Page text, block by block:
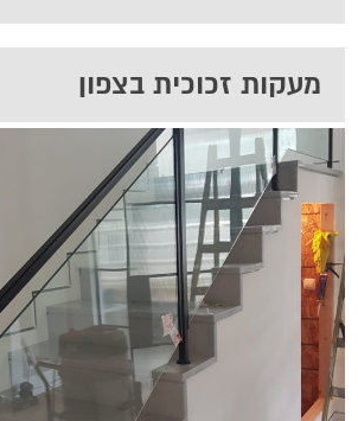
מעקות זכוכית בצפון